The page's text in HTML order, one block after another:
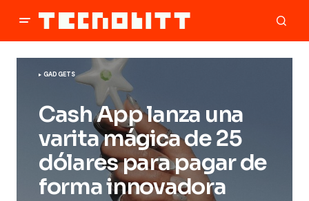
GADGETS
Cash App lanza una
varita mágica de 25
dólares para pagar de
forma innovadora